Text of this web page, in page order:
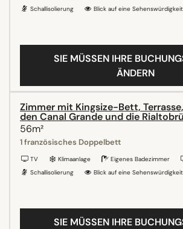
Schallisolierung
Blick auf eine Sehenswürdigkeit
SIE MÜSSEN IHRE
ÄNDERN
Zimmer mit Kingsize-Bett,
den Canal Grande und die
56m²
1 französisches Doppelbett
TV Klimaanlage Eigenes Badezimmer
Schallisolierung
Blick auf eine Sehenswürdigkeit
SIE MÜSSEN IHRE